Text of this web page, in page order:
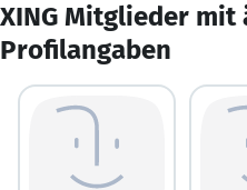
XING Mitglieder mit
Profilangaben